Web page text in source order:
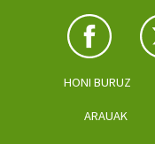
HONI BURUZ
ARAUAK